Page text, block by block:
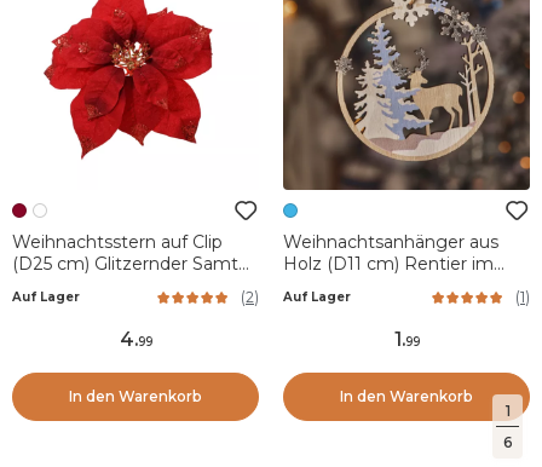
1
6
Weihnachtsstern auf Clip
(D25 cm) Glitzernder Samt
Auf Lager (2)
4.99
In den Warenkorb
Weihnachtsanhänger aus
Holz (D11 cm) Rentier im
Auf Lager (1)
1.99
In den Warenkorb